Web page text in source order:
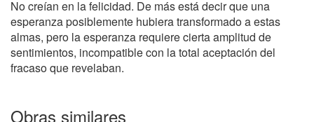
No creían en la felicidad. De más está decir que una
esperanza posiblemente hubiera transformado a estas
almas, pero la esperanza requiere cierta amplitud de
sentimientos, incompatible con la total aceptación del
fracaso que revelaban.
Obras similares